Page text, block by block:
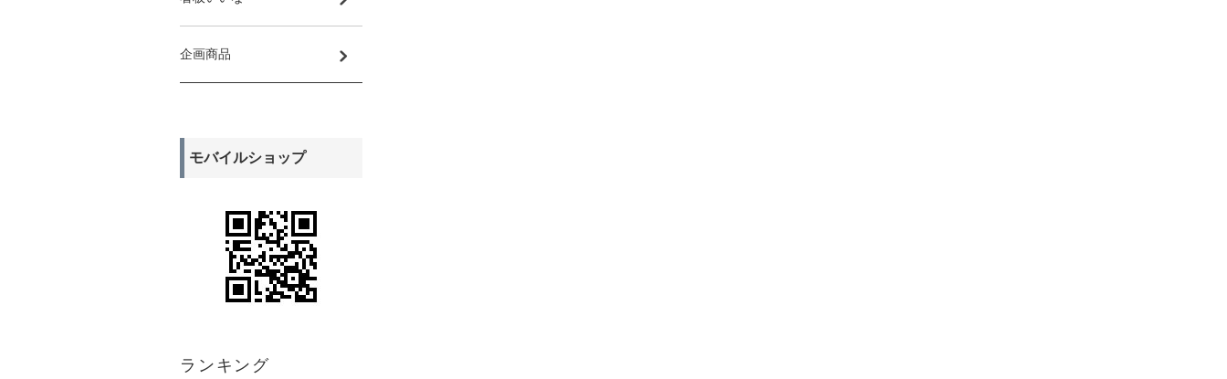
企画商品
モバイルショップ
ランキング